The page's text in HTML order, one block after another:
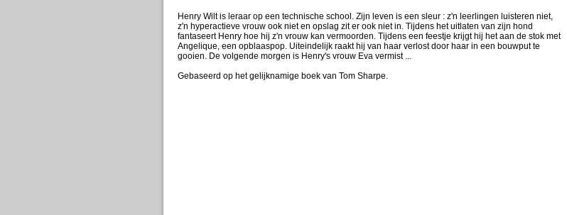
Henry Wilt is leraar op een technische school. Zijn leven is een sleur : z'n leerlingen luisteren niet,
z'n hyperactieve vrouw ook niet en opslag zit er ook niet in. Tijdens het uitlaten van zijn hond
fantaseert Henry hoe hij z'n vrouw kan vermoorden. Tijdens een feestje krijgt hij het aan de stok met
Angelique, een opblaaspop. Uiteindelijk raakt hij van haar verlost door haar in een bouwput te
gooien. De volgende morgen is Henry's vrouw Eva vermist ...
Gebaseerd op het gelijknamige boek van Tom Sharpe.